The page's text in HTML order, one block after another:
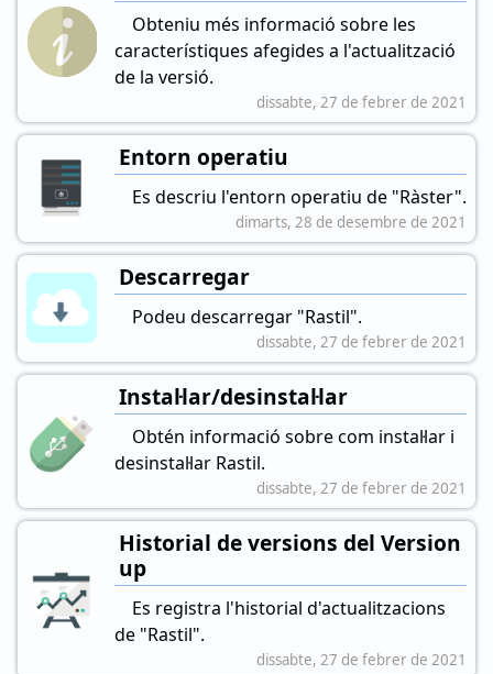
Obteniu més informació sobre les
característiques afegides a l'actualització
de la versió.
dissabte, 27 de febrer de 2021
Entorn operatiu
Es descriu l'entorn operatiu de "Ràster".
dimarts, 28 de desembre de 2021
Descarregar
Podeu descarregar "Rastil".
dissabte, 27 de febrer de 2021
Instal·lar/desinstal·lar
Obtén informació sobre com instal·lar i
desinstal·lar Rastil.
dissabte, 27 de febrer de 2021
Historial de versions del Version
up
Es registra l'historial d'actualitzacions
de "Rastil".
dissabte, 27 de febrer de 2021